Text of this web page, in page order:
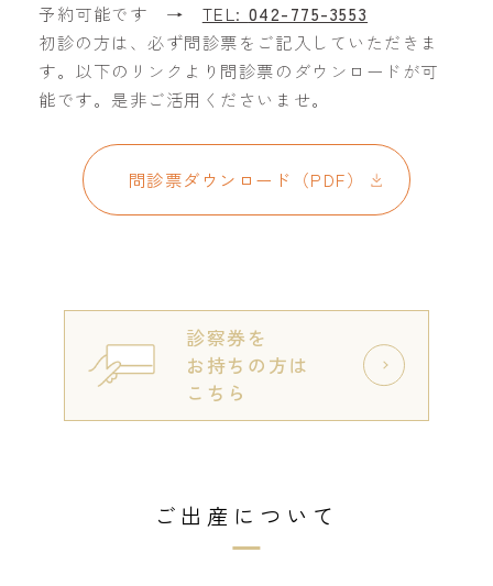
予約可能です → TEL: 042-775-3553
初診の方は、必ず問診票をご記入していただきま
す。以下のリンクより問診票のダウンロードが可
能です。是非ご活用くださいませ。
問診票ダウンロード（PDF）
診察券を
お持ちの方は
こちら
ご出産について